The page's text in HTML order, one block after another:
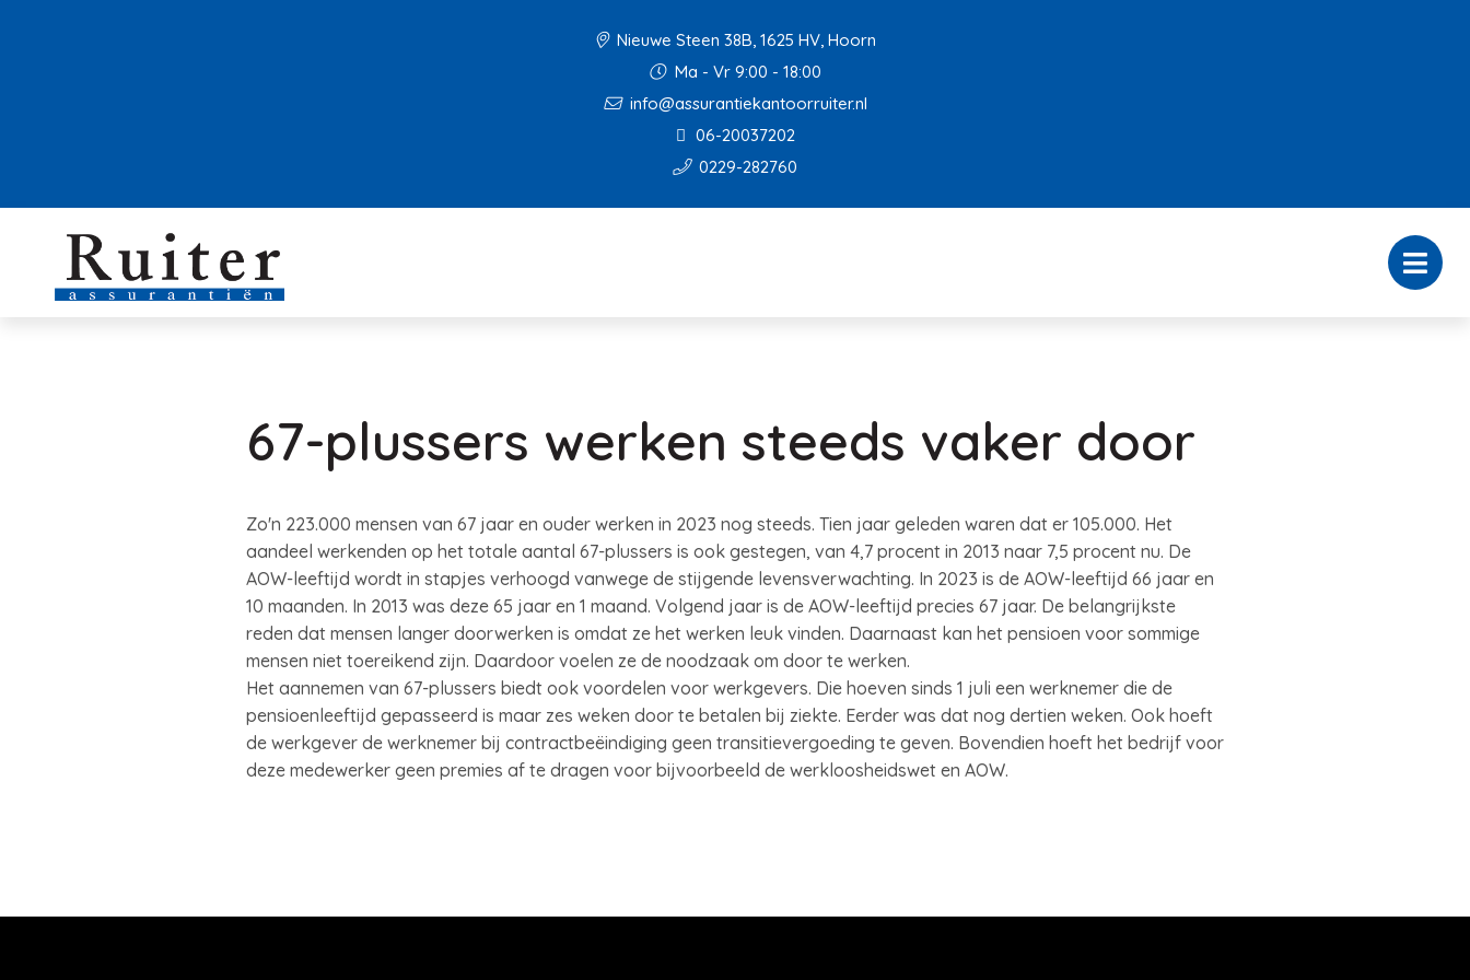
Nieuwe Steen 38B, 1625 HV, Hoorn
Ma - Vr 9:00 - 18:00
info@assurantiekantoorruiter.nl
06-20037202
0229-282760
67-plussers werken steeds vaker door
Zo'n 223.000 mensen van 67 jaar en ouder werken in 2023 nog steeds. Tien jaar geleden waren dat er 105.000. Het
aandeel werkenden op het totale aantal 67-plussers is ook gestegen, van 4,7 procent in 2013 naar 7,5 procent nu. De
AOW-leeftijd wordt in stapjes verhoogd vanwege de stijgende levensverwachting. In 2023 is de AOW-leeftijd 66 jaar en
10 maanden. In 2013 was deze 65 jaar en 1 maand. Volgend jaar is de AOW-leeftijd precies 67 jaar. De belangrijkste
reden dat mensen langer doorwerken is omdat ze het werken leuk vinden. Daarnaast kan het pensioen voor sommige
mensen niet toereikend zijn. Daardoor voelen ze de noodzaak om door te werken.
Het aannemen van 67-plussers biedt ook voordelen voor werkgevers. Die hoeven sinds 1 juli een werknemer die de
pensioenleeftijd gepasseerd is maar zes weken door te betalen bij ziekte. Eerder was dat nog dertien weken. Ook hoeft
de werkgever de werknemer bij contractbeëindiging geen transitievergoeding te geven. Bovendien hoeft het bedrijf voor
deze medewerker geen premies af te dragen voor bijvoorbeeld de werkloosheidswet en AOW.